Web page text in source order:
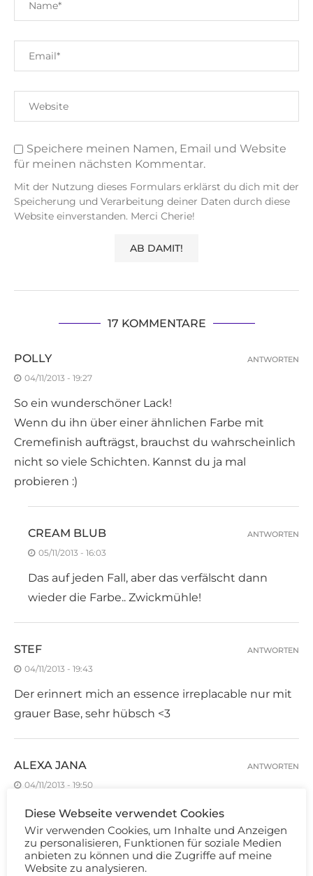
Speichere meinen Namen, Email und Website
für meinen nächsten Kommentar.
Mit der Nutzung dieses Formulars erklärst du dich mit der
Speicherung und Verarbeitung deiner Daten durch diese
Website einverstanden. Merci Cherie!
17 KOMMENTARE
POLLY
04/11/2013 - 19:27
So ein wunderschöner Lack!
Wenn du ihn über einer ähnlichen Farbe mit
Cremefinish aufträgst, brauchst du wahrscheinlich
nicht so viele Schichten. Kannst du ja mal
probieren :)
ANTWORTEN
CREAM BLUB
05/11/2013 - 16:03
Das auf jeden Fall, aber das verfälscht dann
wieder die Farbe.. Zwickmühle!
ANTWORTEN
STEF
04/11/2013 - 19:43
Der erinnert mich an essence irreplacable nur mit
grauer Base, sehr hübsch <3
ANTWORTEN
ALEXA JANA
04/11/2013 - 19:50
Ich finde auch, dass der Lack etwas ganz
Besonderes hat :-)
…er fällt aber dennoch nicht in mein
Beuteschema,. denn für mich wirkt er auf den
ANTWORTEN
Diese Webseite verwendet Cookies
Wir verwenden Cookies, um Inhalte und Anzeigen
zu personalisieren, Funktionen für soziale Medien
anbieten zu können und die Zugriffe auf meine
Website zu analysieren.